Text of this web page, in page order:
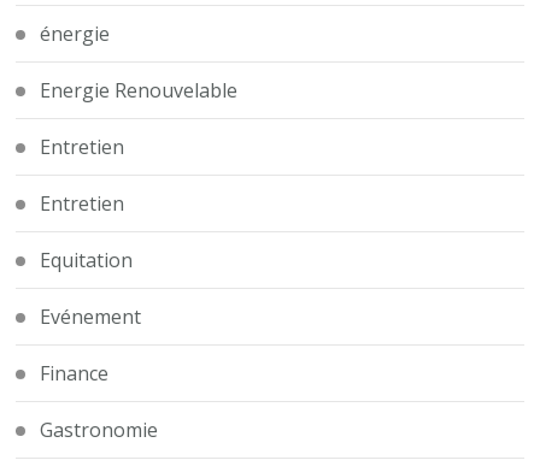
énergie
Energie Renouvelable
Entretien
Entretien
Equitation
Evénement
Finance
Gastronomie